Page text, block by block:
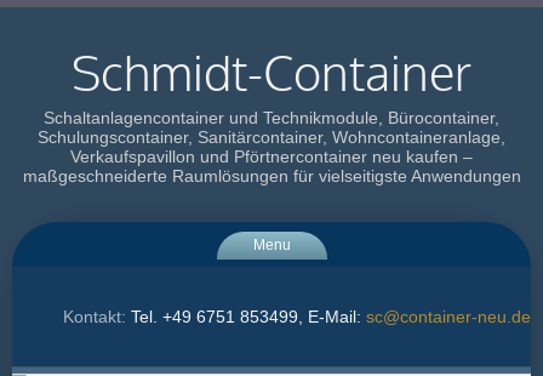
Schmidt-Container
Schaltanlagencontainer und Technikmodule, Bürocontainer,
Schulungscontainer, Sanitärcontainer, Wohncontaineranlage,
Verkaufspavillon und Pförtnercontainer neu kaufen –
maßgeschneiderte Raumlösungen für vielseitigste Anwendungen
Menu
Kontakt: Tel. +49 6751 853499, E-Mail: sc@container-neu.de